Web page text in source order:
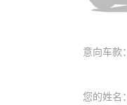
意向车款：
您的姓名：